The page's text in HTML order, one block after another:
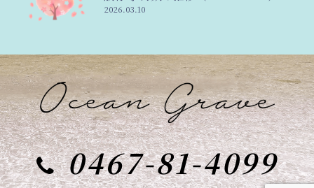
2026.03.10
0467-81-4099